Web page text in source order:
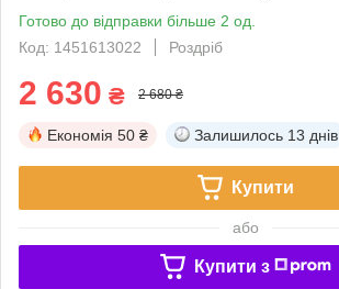
Готово до відправки більше 2 од.
Код: 1451613022
Роздріб
2 630 ₴ 2 680 ₴
Економія 50 ₴ Залишилось 13 днів
Купити
або
Купити з